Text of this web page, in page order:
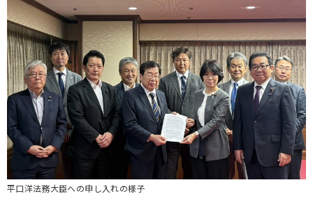
平口洋法務大臣への申し入れの様子